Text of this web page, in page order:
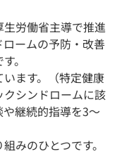
労働省主導で推進
ームの予防・改善
。
ます。（特定健康
シンドロームに該
継続的指導を3～
みのひとつです。